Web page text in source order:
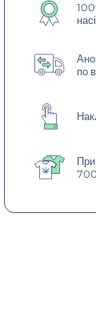
по
При
700